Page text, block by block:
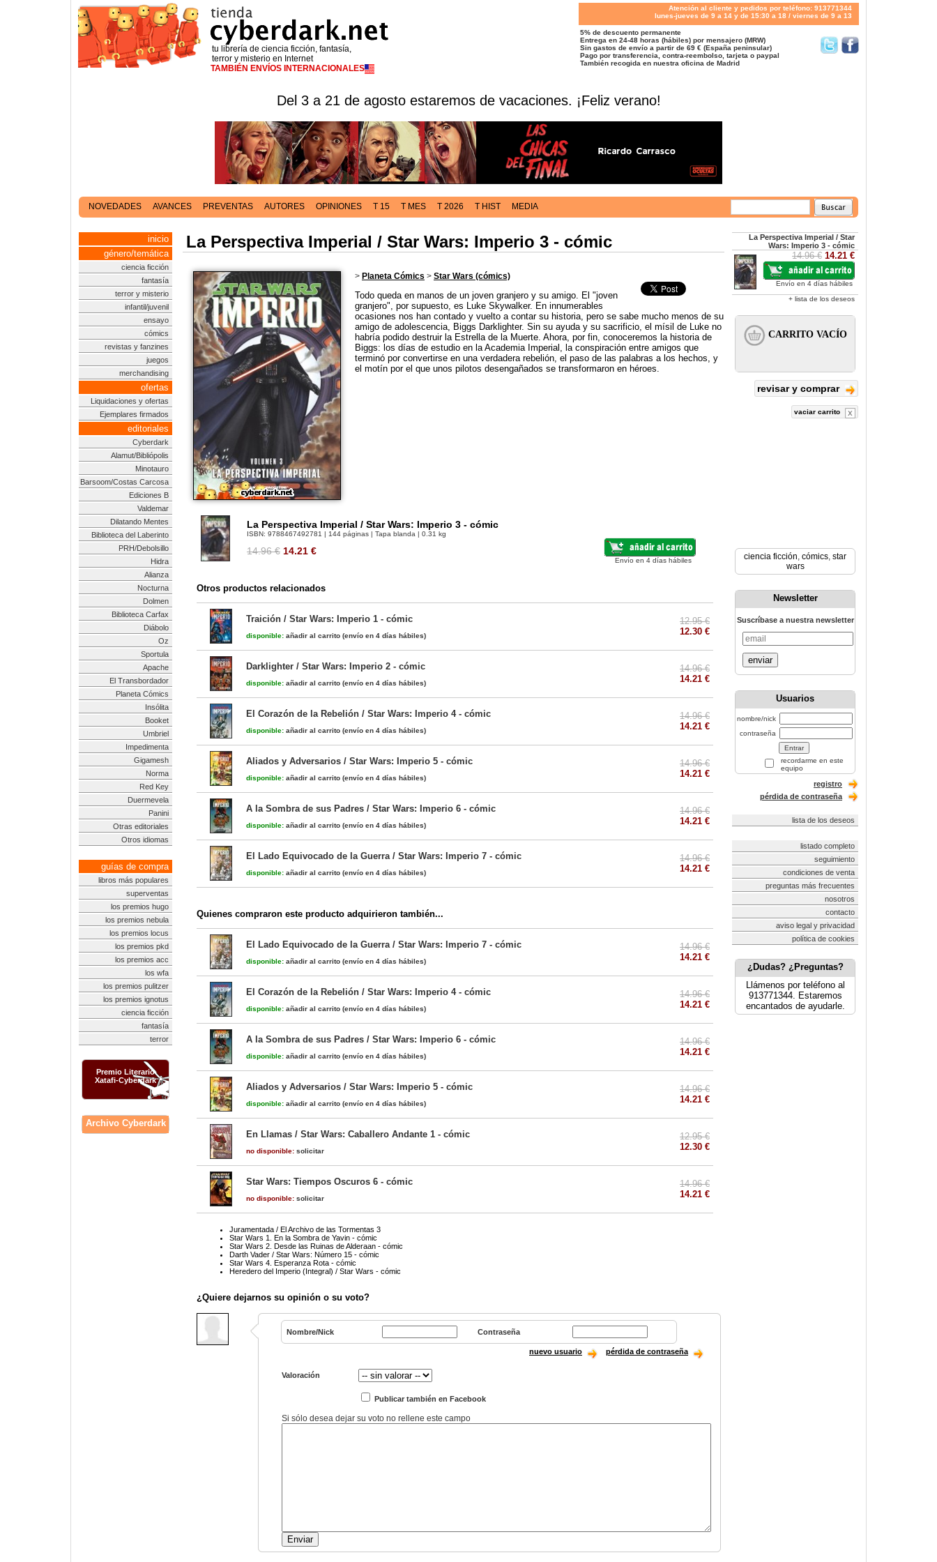
tu librería de ciencia ficción, fantasía,
terror y misterio en Internet
TAMBIÉN ENVÍOS INTERNACIONALES
Atención al cliente y pedidos por teléfono: 913771344
lunes-jueves de 9 a 14 y de 15:30 a 18 / viernes de 9 a 13
5% de descuento permanente
Entrega en 24-48 horas (hábiles) por mensajero (MRW)
Sin gastos de envío a partir de 69 € (España peninsular)
Pago por transferencia, contra-reembolso, tarjeta o paypal
También recogida en nuestra oficina de Madrid
Del 3 a 21 de agosto estaremos de vacaciones. ¡Feliz verano!
NOVEDADES AVANCES PREVENTAS AUTORES OPINIONES T 15 T MES T 2026 T HIST MEDIA
inicio
género/temática
ciencia ficción
fantasía
terror y misterio
infantil/juvenil
ensayo
cómics
revistas y fanzines
juegos
merchandising
ofertas
Liquidaciones y ofertas
Ejemplares firmados
editoriales
Cyberdark
Alamut/Bibliópolis
Minotauro
Barsoom/Costas Carcosa
Ediciones B
Valdemar
Dilatando Mentes
Biblioteca del Laberinto
PRH/Debolsillo
Hidra
Alianza
Nocturna
Dolmen
Biblioteca Carfax
Diábolo
Oz
Sportula
Apache
El Transbordador
Planeta Cómics
Insólita
Booket
Umbriel
Impedimenta
Gigamesh
Norma
Red Key
Duermevela
Panini
Otras editoriales
Otros idiomas
guías de compra
libros más populares
superventas
los premios hugo
los premios nebula
los premios locus
los premios pkd
los premios acc
los wfa
los premios pulitzer
los premios ignotus
ciencia ficción
fantasía
terror
Premio Literario
Xatafi-Cyberdark
Archivo Cyberdark
La Perspectiva Imperial / Star Wars: Imperio 3 - cómic
> Planeta Cómics > Star Wars (cómics)
Todo queda en manos de un joven granjero y su amigo. El "joven
granjero", por supuesto, es Luke Skywalker. En innumerables
ocasiones nos han contado y vuelto a contar su historia, pero se sabe mucho menos de su
amigo de adolescencia, Biggs Darklighter. Sin su ayuda y su sacrificio, el mísil de Luke no
habría podido destruir la Estrella de la Muerte. Ahora, por fin, conoceremos la historia de
Biggs: los días de estudio en la Academia Imperial, la conspiración entre amigos que
terminó por convertirse en una verdadera rebelión, el paso de las palabras a los hechos, y
el motín por el que unos pilotos desengañados se transformaron en héroes.
La Perspectiva Imperial / Star Wars: Imperio 3 - cómic
ISBN: 9788467492781 | 144 páginas | Tapa blanda | 0.31 kg
14.96 € 14.21 €
Envío en 4 días hábiles
Otros productos relacionados
Traición / Star Wars: Imperio 1 - cómic
disponible: añadir al carrito (envío en 4 días hábiles)
12.95 €
12.30 €
Darklighter / Star Wars: Imperio 2 - cómic
disponible: añadir al carrito (envío en 4 días hábiles)
14.96 €
14.21 €
El Corazón de la Rebelión / Star Wars: Imperio 4 - cómic
disponible: añadir al carrito (envío en 4 días hábiles)
14.96 €
14.21 €
Aliados y Adversarios / Star Wars: Imperio 5 - cómic
disponible: añadir al carrito (envío en 4 días hábiles)
14.96 €
14.21 €
A la Sombra de sus Padres / Star Wars: Imperio 6 - cómic
disponible: añadir al carrito (envío en 4 días hábiles)
14.96 €
14.21 €
El Lado Equivocado de la Guerra / Star Wars: Imperio 7 - cómic
disponible: añadir al carrito (envío en 4 días hábiles)
14.96 €
14.21 €
Quienes compraron este producto adquirieron también...
El Lado Equivocado de la Guerra / Star Wars: Imperio 7 - cómic
disponible: añadir al carrito (envío en 4 días hábiles)
14.96 €
14.21 €
El Corazón de la Rebelión / Star Wars: Imperio 4 - cómic
disponible: añadir al carrito (envío en 4 días hábiles)
14.96 €
14.21 €
A la Sombra de sus Padres / Star Wars: Imperio 6 - cómic
disponible: añadir al carrito (envío en 4 días hábiles)
14.96 €
14.21 €
Aliados y Adversarios / Star Wars: Imperio 5 - cómic
disponible: añadir al carrito (envío en 4 días hábiles)
14.96 €
14.21 €
En Llamas / Star Wars: Caballero Andante 1 - cómic
no disponible: solicitar
12.95 €
12.30 €
Star Wars: Tiempos Oscuros 6 - cómic
no disponible: solicitar
14.96 €
14.21 €
Juramentada / El Archivo de las Tormentas 3
Star Wars 1. En la Sombra de Yavin - cómic
Star Wars 2. Desde las Ruinas de Alderaan - cómic
Darth Vader / Star Wars: Número 15 - cómic
Star Wars 4. Esperanza Rota - cómic
Heredero del Imperio (Integral) / Star Wars - cómic
¿Quiere dejarnos su opinión o su voto?
Nombre/Nick Contraseña
nuevo usuario pérdida de contraseña
Valoración
Publicar también en Facebook
Si sólo desea dejar su voto no rellene este campo
La Perspectiva Imperial / Star
Wars: Imperio 3 - cómic
14.96 € 14.21 €
Envío en 4 días hábiles
+ lista de los deseos
revisar y comprar
vaciar carrito
ciencia ficción, cómics, star
wars
Newsletter
Suscríbase a nuestra newsletter
enviar
Usuarios
nombre/nick
contraseña
recordarme en este
equipo
registro
pérdida de contraseña
lista de los deseos
listado completo
seguimiento
condiciones de venta
preguntas más frecuentes
nosotros
contacto
aviso legal y privacidad
política de cookies
¿Dudas? ¿Preguntas?
Llámenos por teléfono al
913771344. Estaremos
encantados de ayudarle.